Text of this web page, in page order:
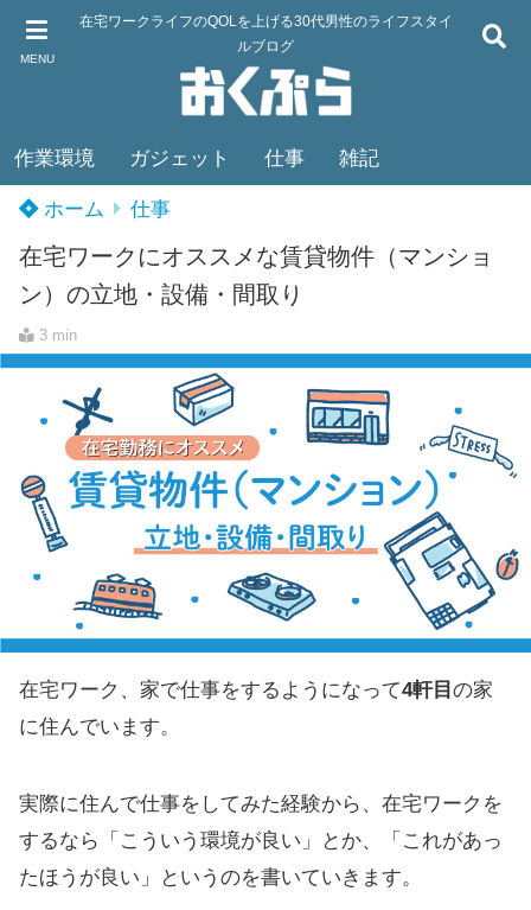
MENU
在宅ワークライフのQOLを上げる30代男性のライフスタイ
ルブログ
作業環境 ガジェット 仕事 雑記
ホーム 仕事
在宅ワークにオススメな賃貸物件（マンショ
ン）の立地・設備・間取り
3 min
在宅ワーク、家で仕事をするようになって4軒目 の家
に住んでいます。
実際に住んで仕事をしてみた経験から、在宅ワークを
するなら「こういう環境が良い」とか、「これがあっ
たほうが良い」というのを書いていきます。